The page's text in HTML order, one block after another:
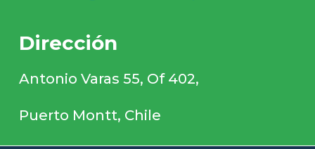
Dirección
Antonio Varas 55, Of 402,
Puerto Montt, Chile